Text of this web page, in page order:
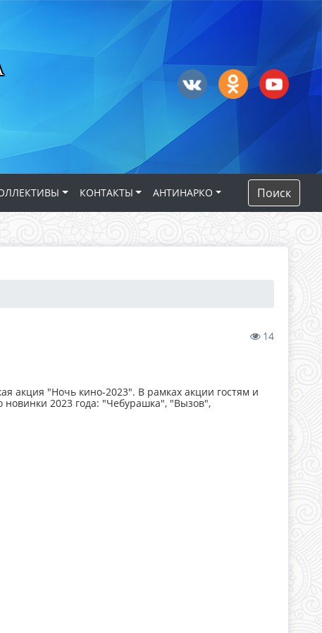
КОНТАКТЫ АНТИНАРКО Поиск
14
акция "Ночь кино-2023". В рамках акции гостям и
2023 года: "Чебурашка", "Вызов",